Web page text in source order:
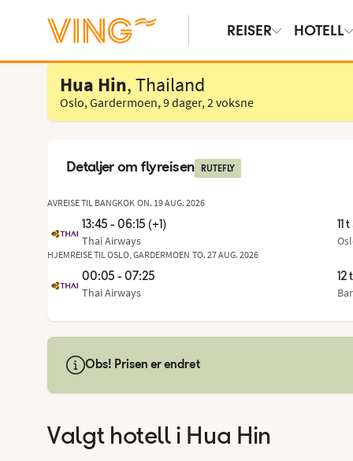
REISER HOTELL
Velg hotell
Hua Hin, Thailand
Oslo, Gardermoen,9 dager,2 voksne
Detaljer om flyreisen RUTEFLY
AVREISE TIL BANGKOK ON. 19 AUG. 2026
13:45 - 06:15 (+1)
Thai Airways
11
Fra
,til:
HJEMREISE TIL OSLO, GARDERMOEN TO. 27 AUG. 2026
00:05 - 07:25
Thai Airways
12
Fra
,til
Obs! Prisen er endret
Valgt hotell i Hua Hin